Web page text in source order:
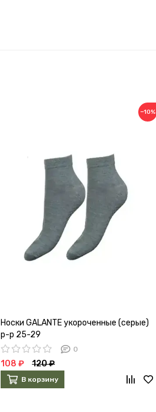
−10%
Носки GALANTE укороченные (серые)
р-р 25-29
0
108 ₽ 120 ₽
В корзину